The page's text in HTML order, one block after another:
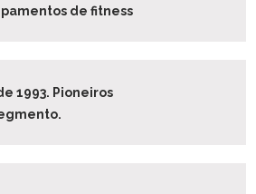
de fitness
1993. Pioneiros